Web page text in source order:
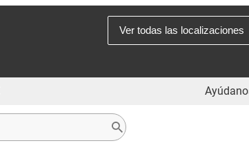
Ver todas las localizaciones